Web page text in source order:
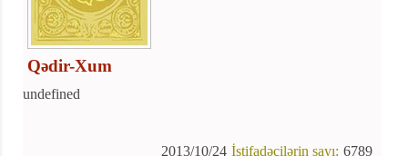
Qədir-Xum
undefined
6789
İstifadəçilərin sayı:
2013/10/24